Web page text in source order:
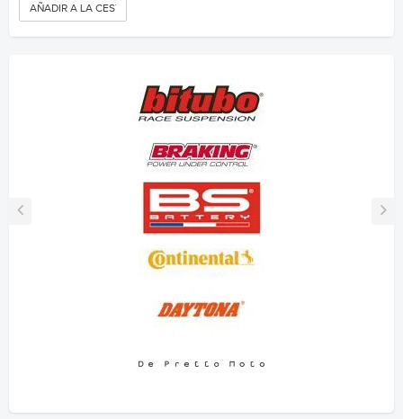
AÑADIR A LA CESTA